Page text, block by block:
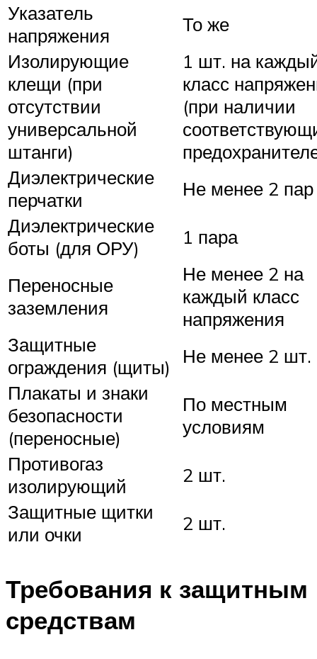
Указатель
напряжения
То же
Изолирующие
клещи (при
отсутствии
универсальной
штанги)
1 шт. на
класс
(при наличии
Диэлектрические
перчатки
Не менее 2 пар
Диэлектрические
боты (для ОРУ)
1 пара
Переносные
заземления
Не менее 2 на
каждый класс
напряжения
Защитные
ограждения (щиты)
Не менее 2 шт.
Плакаты и знаки
безопасности
(переносные)
По местным
условиям
Противогаз
изолирующий
2 шт.
Защитные щитки
или очки
2 шт.
Требования к защитным
средствам